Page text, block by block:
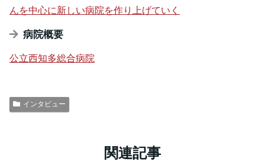
んを中心に新しい病院を作り上げていく
病院概要
公立西知多総合病院
インタビュー
関連記事